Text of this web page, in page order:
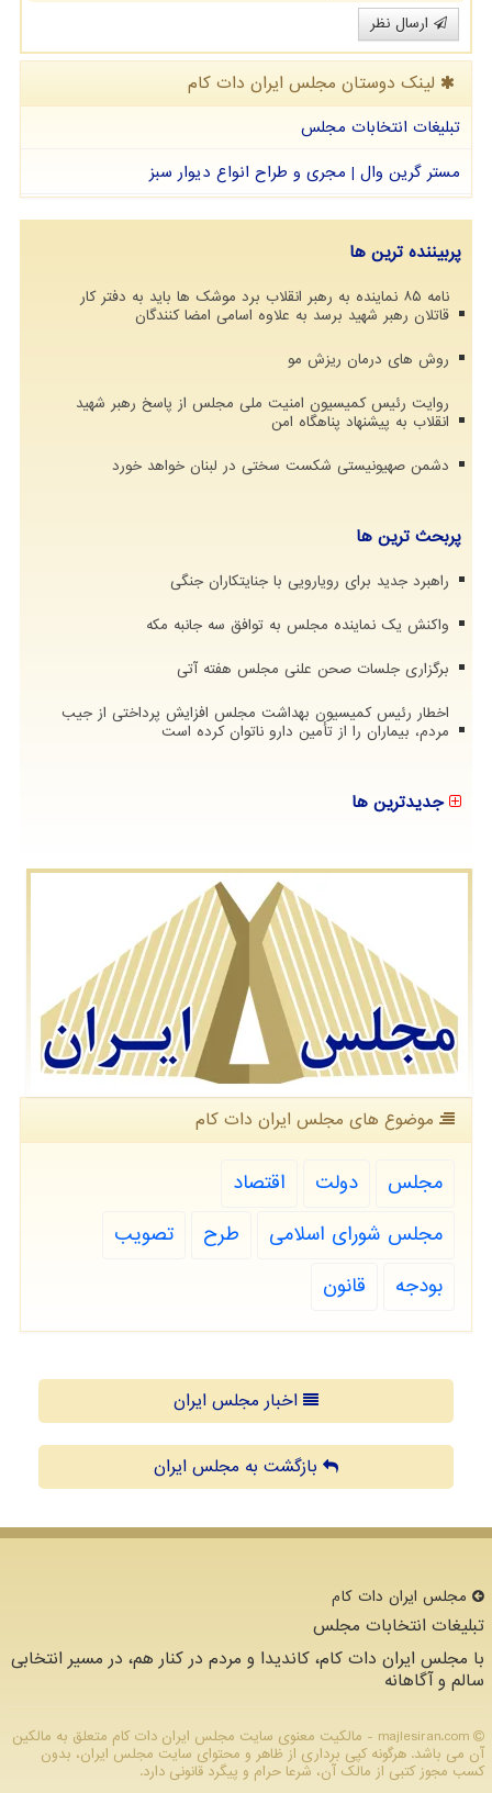
ارسال نظر
لینک دوستان مجلس ایران دات كام
تبلیغات انتخابات مجلس
مستر گرین وال | مجری و طراح انواع دیوار سبز
پربیننده ترین ها
نامه ۸۵ نماینده به رهبر انقلاب برد موشک ها باید به دفتر کار
قاتلان رهبر شهید برسد به علاوه اسامی امضا کنندگان
روش های درمان ریزش مو
روایت رئیس کمیسیون امنیت ملی مجلس از پاسخ رهبر شهید
انقلاب به پیشنهاد پناهگاه امن
دشمن صهیونیستی شکست سختی در لبنان خواهد خورد
پربحث ترین ها
راهبرد جدید برای رویارویی با جنایتکاران جنگی
واکنش یک نماینده مجلس به توافق سه جانبه مکه
برگزاری جلسات صحن علنی مجلس هفته آتی
اخطار رئیس کمیسیون بهداشت مجلس افزایش پرداختی از جیب
مردم، بیماران را از تأمین دارو ناتوان کرده است
جدیدترین ها
موضوع های مجلس ایران دات كام
مجلس دولت
اقتصاد
مجلس شورای اسلامی
طرح
تصویب
بودجه
قانون
اخبار مجلس ایران
بازگشت به مجلس ایران
مجلس ایران دات كام
تبلیغات انتخابات مجلس
با مجلس ایران دات کام، کاندیدا و مردم در کنار هم، در مسیر انتخابی
سالم و آگاهانه
majlesiran.com - مالکیت معنوی سایت مجلس ایران دات كام متعلق به مالکین
آن می باشد. هرگونه کپی برداری از ظاهر و محتوای سایت مجلس ایران، بدون
کسب مجوز کتبی از مالک آن، شرعا حرام و پیگرد قانونی دارد.